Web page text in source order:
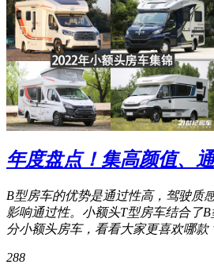
年度盘点！集高颜值、
B型房车的优势是通过性高，驾驶质
影响通过性。小额头T型房车结合了
分小额头房车，看看大家更喜欢哪款
288